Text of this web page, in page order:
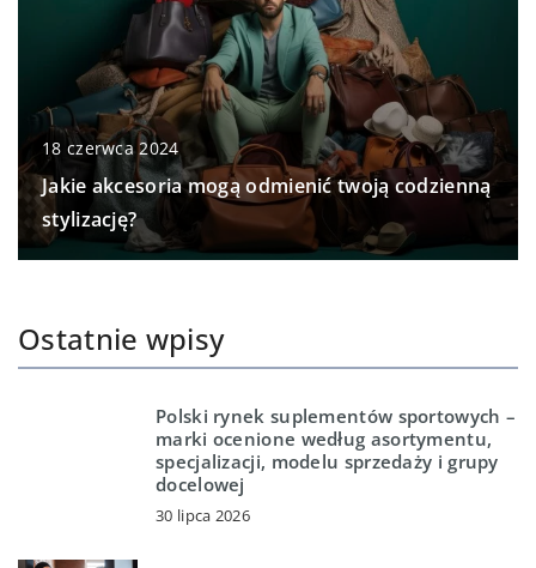
18 czerwca 2024
Jakie akcesoria mogą odmienić twoją codzienną
stylizację?
Ostatnie wpisy
Polski rynek suplementów sportowych –
marki ocenione według asortymentu,
specjalizacji, modelu sprzedaży i grupy
docelowej
30 lipca 2026